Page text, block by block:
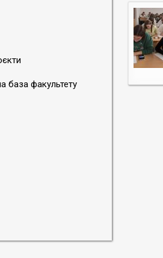
база факультету